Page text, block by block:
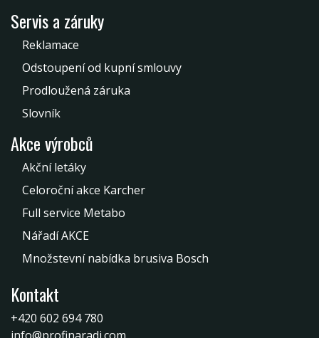
Servis a záruky
Reklamace
Odstoupení od kupní smlouvy
Prodloužená záruka
Slovník
Akce výrobců
Akční letáky
Celoroční akce Karcher
Full service Metabo
Nářadí AKCE
Množstevní nabídka brusiva Bosch
Kontakt
+420 602 694 780